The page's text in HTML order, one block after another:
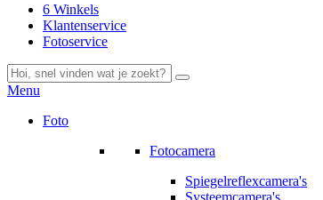
6 Winkels
Klantenservice
Fotoservice
Menu
Foto
Fotocamera
Spiegelreflexcamera's
Systeemcamera's